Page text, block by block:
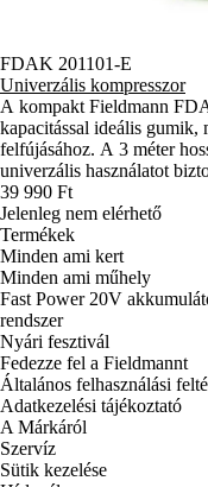
FDAK 201101-E
Univerzális kompresszor
A kompakt Fieldmann
kapacitással ideális gumik,
felfújásához. A 3 méter
univerzális használatot
az egyszerű karbantartást.
39 990 Ft
Jelenleg nem elérhető
Termékek
Minden ami kert
Minden ami műhely
Fast Power 20V
rendszer
Nyári fesztivál
Fedezze fel a Fieldmannt
Általános felhasználási
Adatkezelési tájékoztató
A Márkáról
Szervíz
Sütik kezelése